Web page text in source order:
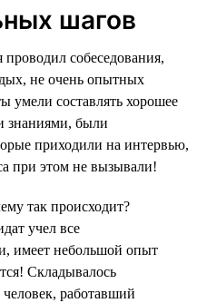
шагов
собеседования,
не очень опытных
умели составлять хорошее
знаниями, были
приходили на интервью,
при этом не вызывали!
так происходит?
учел все
имеет небольшой опыт
Складывалось
работавший